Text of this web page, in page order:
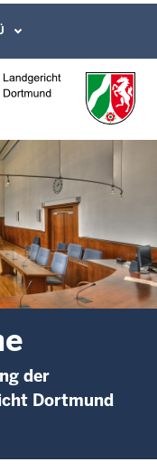
der
Dortmund